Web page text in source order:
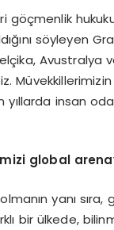
göçmenlik
söyleyen
insan
global
yanı
bir ülkede,